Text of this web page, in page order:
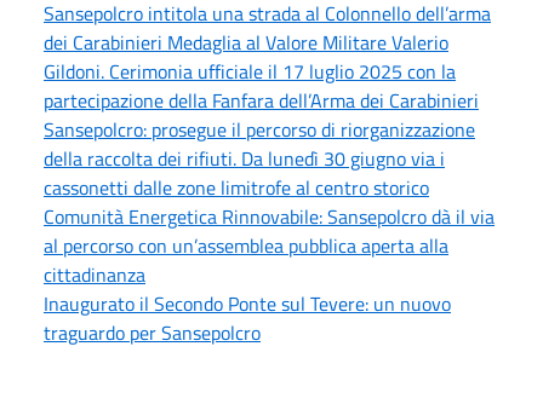
Sansepolcro intitola una strada al Colonnello dell’arma
dei Carabinieri Medaglia al Valore Militare Valerio
Gildoni. Cerimonia ufficiale il 17 luglio 2025 con la
partecipazione della Fanfara dell’Arma dei Carabinieri
Sansepolcro: prosegue il percorso di riorganizzazione
della raccolta dei rifiuti. Da lunedì 30 giugno via i
cassonetti dalle zone limitrofe al centro storico
Comunità Energetica Rinnovabile: Sansepolcro dà il via
al percorso con un’assemblea pubblica aperta alla
cittadinanza
Inaugurato il Secondo Ponte sul Tevere: un nuovo
traguardo per Sansepolcro